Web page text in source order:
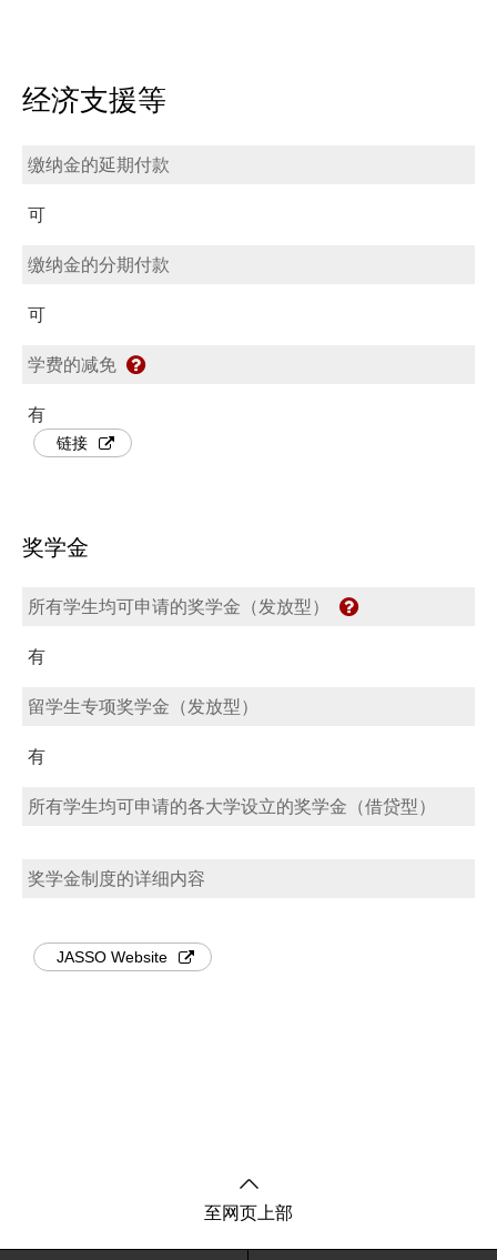
经济支援等
缴纳金的延期付款
可
缴纳金的分期付款
可
学费的减免
有
链接
奖学金
所有学生均可申请的奖学金（发放型）
有
留学生专项奖学金（发放型）
有
所有学生均可申请的各大学设立的奖学金（借贷型）
奖学金制度的详细内容
JASSO Website
至网页上部